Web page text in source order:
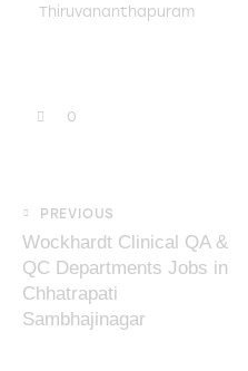
Thiruvananthapuram
0
PREVIOUS
Wockhardt Clinical QA &
QC Departments Jobs in
Chhatrapati
Sambhajinagar